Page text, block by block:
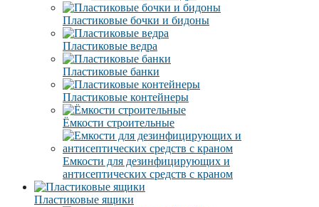
Пластиковые бочки и бидоны
Пластиковые ведра
Пластиковые банки
Пластиковые контейнеры
Ёмкости строительные
Емкости для дезинфицирующих и
антисептических средств с краном
Пластиковые ящики